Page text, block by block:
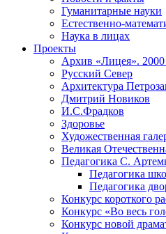
Гуманитарные науки
Естественно-
Наука в лицах
Проекты
Архив «Лицея».
Русский Север
Архитектура
Дмитрий Новиков
И.С.Фрадков
Здоровье
Художественная
Великая
Педагогика С.
Педагогика
Педагогика
Конкурс короткого
Конкурс «Во весь
Конкурс новой